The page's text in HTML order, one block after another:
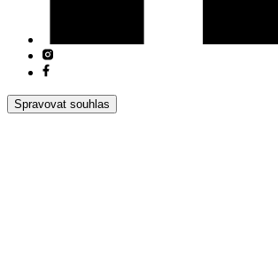
Spravovat souhlas